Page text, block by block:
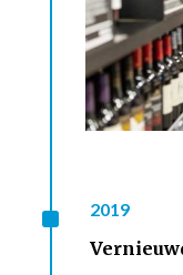
^ 2019